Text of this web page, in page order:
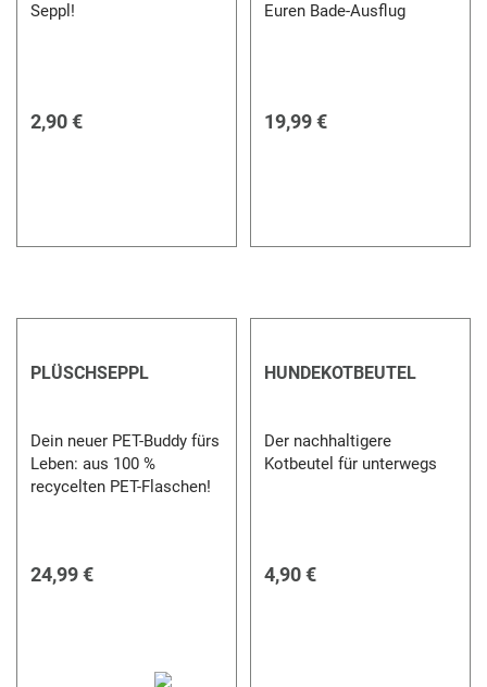
Seppl!
2,90 €
Euren Bade-Ausflug
19,99 €
PLÜSCHSEPPL
Dein neuer PET-Buddy fürs
Leben: aus 100 %
recycelten PET-Flaschen!
24,99 €
HUNDEKOTBEUTEL
Der nachhaltigere
Kotbeutel für unterwegs
4,90 €